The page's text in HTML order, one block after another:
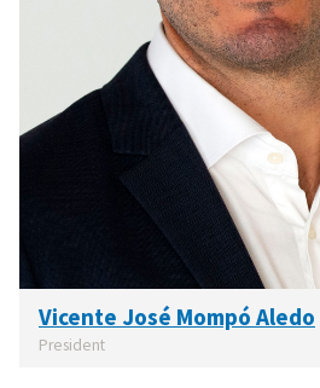
Vicente José Mompó Aledo
President